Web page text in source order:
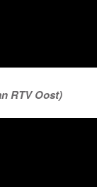
RTV Oost)